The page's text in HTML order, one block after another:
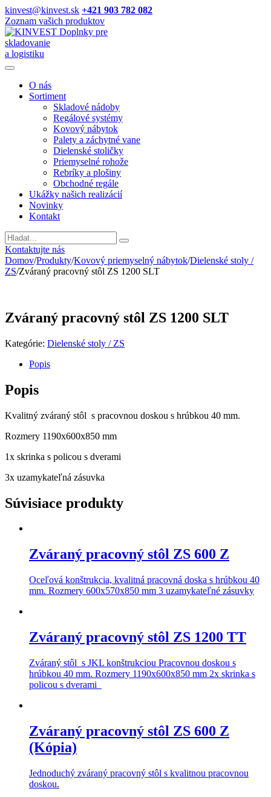
kinvest@kinvest.sk +421 903 782 082
Zoznam vašich produktov
Doplnky pre
skladovanie
a logistiku
O nás
Sortiment
Skladové nádoby
Regálové systémy
Kovový nábytok
Palety a záchytné vane
Dielenské stoličky
Priemyselné rohože
Rebríky a plošiny
Obchodné regále
Ukážky našich realizácií
Novinky
Kontakt
Vyhladavanie
Kontaktujte nás
Domov/Produkty/Kovový priemyselný nábytok/Dielenské stoly /
ZS/Zváraný pracovný stôl ZS 1200 SLT
Zváraný pracovný stôl ZS 1200 SLT
Kategórie: Dielenské stoly / ZS
Popis
Popis
Kvalitný zváraný stôl s pracovnou doskou s hrúbkou 40 mm.
Rozmery 1190x600x850 mm
1x skrinka s policou s dverami
3x uzamykateľná zásuvka
Súvisiace produkty
Zváraný pracovný stôl ZS 600 Z
Oceľová konštrukcia, kvalitná pracovná doska s hrúbkou 40
mm. Rozmery 600x570x850 mm 3 uzamykateľné zásuvky
Zváraný pracovný stôl ZS 1200 TT
Zváraný stôl s JKL konštrukciou Pracovnou doskou s
hrúbkou 40 mm. Rozmery 1190x600x850 mm 2x skrinka s
policou s dverami
Zváraný pracovný stôl ZS 600 Z
(Kópia)
Jednoduchý zváraný pracovný stôl s kvalitnou pracovnou
doskou.